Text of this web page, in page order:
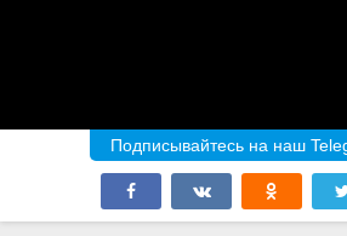
Подписывайтесь на наш